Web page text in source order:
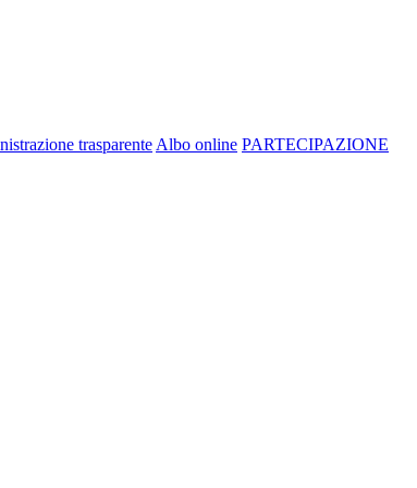
trasparente Albo online PARTECIPAZIONE